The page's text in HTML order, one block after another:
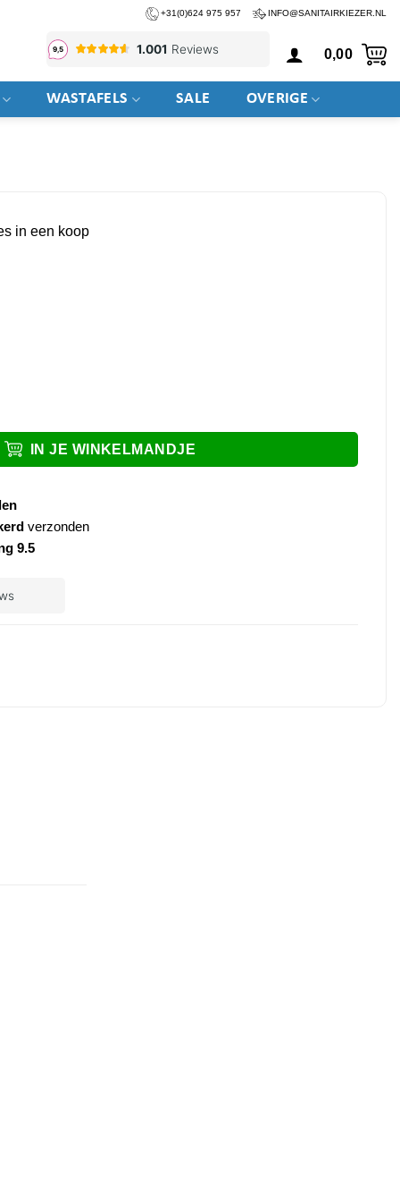
+31(0)624 975 957 INFO@SANITAIRKIEZER.NL
0,00
WASTAFELS SALE OVERIGE
in een koop
IN JE WINKELMANDJE
verzonden
9.5